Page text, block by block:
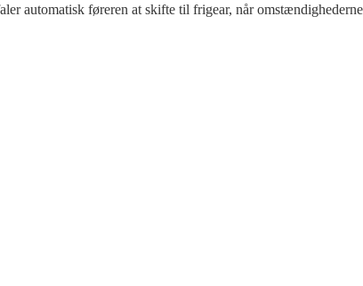
automatisk føreren at skifte til frigear, når